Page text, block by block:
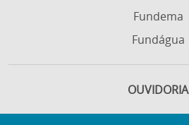
CADASTRE-SE
EDITAL 2025
Fundema
Fundágua
OUVIDORIA